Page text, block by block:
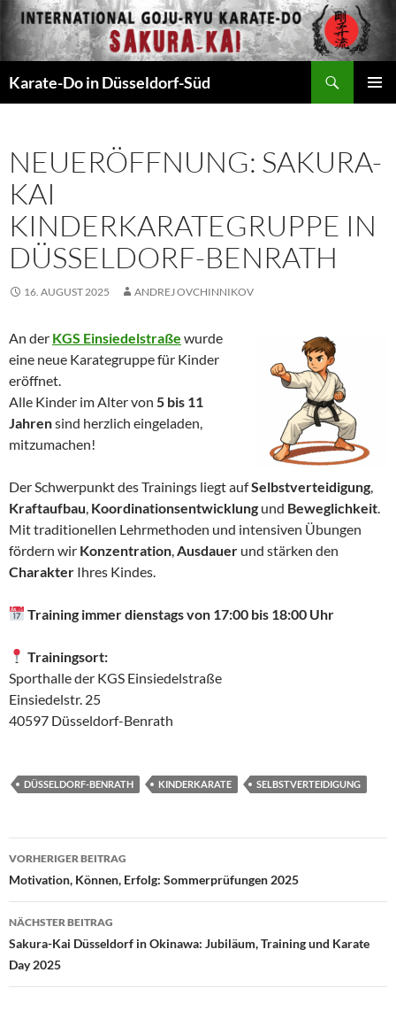
Zum
Inhalt
springen
Karate-Do in Düsseldorf-Süd
NEUERÖFFNUNG: SAKURA-
KAI
KINDERKARATEGRUPPE IN
DÜSSELDORF-BENRATH
16. AUGUST 2025 ANDREJ OVCHINNIKOV
An der KGS Einsiedelstraße wurde
eine neue Karategruppe für Kinder
eröffnet.
Alle Kinder im Alter von 5 bis 11
Jahrensind herzlich eingeladen,
mitzumachen!
Der Schwerpunkt des Trainings liegt aufSelbstverteidigung
Kraftaufbau Koordinationsentwicklung und Beweglichkeit
Mit traditionellen Lehrmethoden und intensiven Übungen
fördern wir Konzentration Ausdauer und stärken den
Charakter Ihres Kindes.
Training immer dienstags von 17:00 bis 18:00 Uhr
Trainingsort:
Sporthalle der KGS Einsiedelstraße
Einsiedelstr. 25
40597 Düsseldorf-Benrath
DÜSSELDORF-BENRATH KINDERKARATE SELBSTVERTEIDIGUNG
Beitragsnavigation
VORHERIGER BEITRAG
Motivation, Können, Erfolg: Sommerprüfungen 2025
NÄCHSTER BEITRAG
Sakura-Kai Düsseldorf in Okinawa: Jubiläum, Training und Karate
Day 2025